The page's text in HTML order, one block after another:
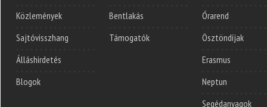
Közlemények
Sajtóvisszhang
Álláshirdetés
Blogok
Bentlakás
Támogatók
Órarend
Ösztöndíjak
Erasmus
Neptun
Segédanyagok